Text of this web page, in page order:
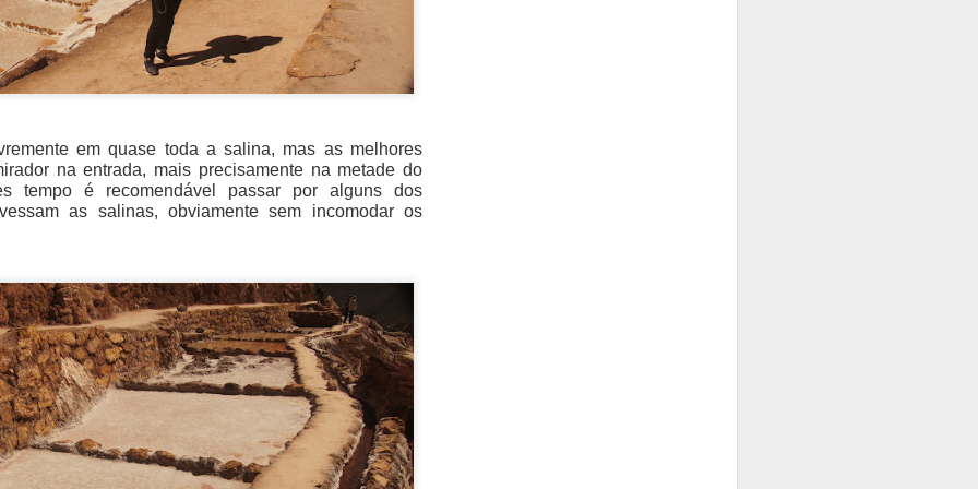
em quase toda a salina, mas as melhores
na entrada, mais precisamente na metade do
tempo é recomendável passar por alguns dos
as salinas, obviamente sem incomodar os
do castelo.